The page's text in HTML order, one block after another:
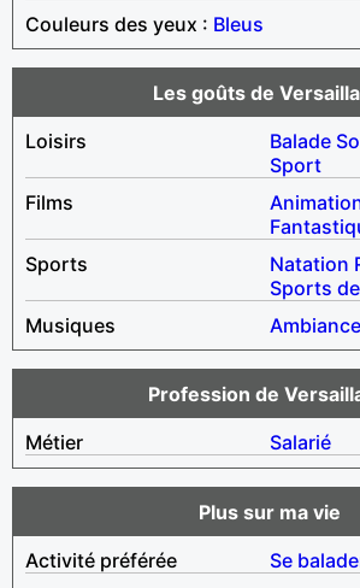
Couleurs des yeux : Bleus
Les goûts de
Loisirs
Balade
Sport
Films
Sports
Natation
Sports
Musiques
Ambiance
Profession de
Métier
Salarié
Plus sur ma vie
Activité préférée
Se